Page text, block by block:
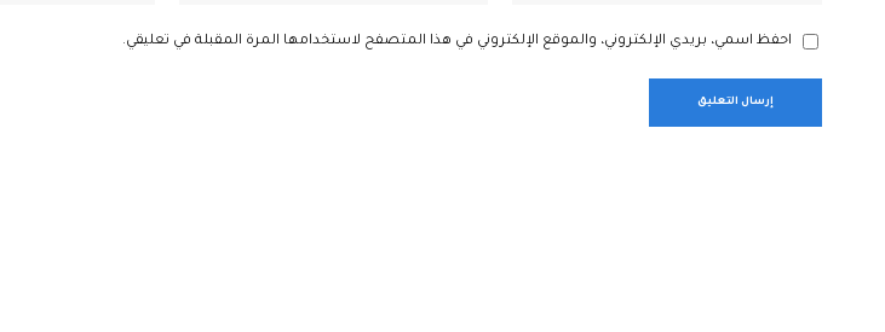
احفظ اسمي، بريدي الإلكتروني، والموقع الإلكتروني في هذا المتصفح لاستخدامها المرة المقبلة في تعليقي.